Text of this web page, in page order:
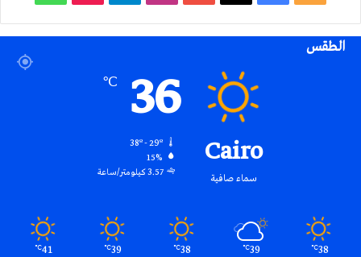
الموقع
الطقس
Cairo
سماء صافية
36
℃
15%
3.57 كيلومتر/ساعة
38
℃
39
℃
38
℃
39
℃
41
℃